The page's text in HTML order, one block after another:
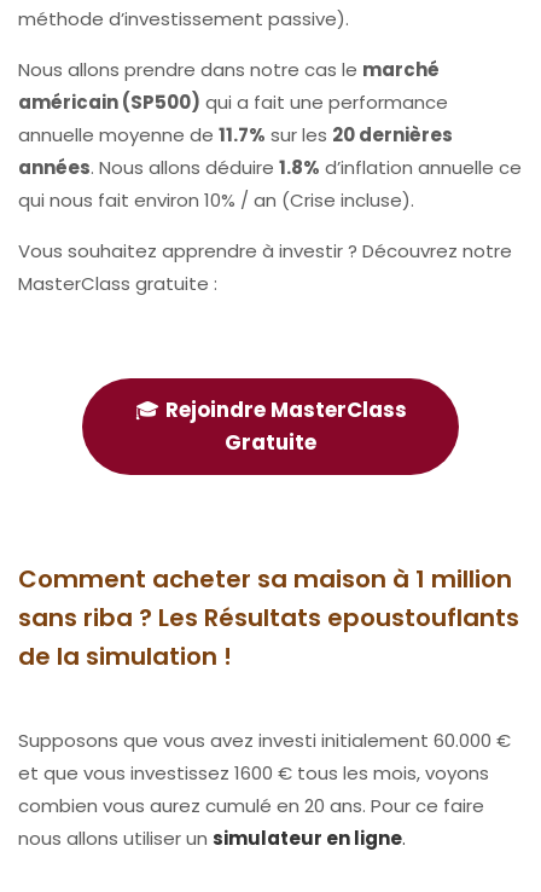
méthode d’investissement passive).
Nous allons prendre dans notre cas le marché
américain (SP500) qui a fait une performance
annuelle moyenne de 11.7% sur les 20 dernières
années. Nous allons déduire 1.8% d’inflation annuelle ce
qui nous fait environ 10% / an (Crise incluse).
Vous souhaitez apprendre à investir ? Découvrez notre
MasterClass gratuite :
🎓 Rejoindre MasterClass
Gratuite
Comment acheter sa maison à 1 million
sans riba ? Les Résultats epoustouflants
de la simulation !
Supposons que vous avez investi initialement 60.000 €
et que vous investissez 1600 € tous les mois, voyons
combien vous aurez cumulé en 20 ans. Pour ce faire
nous allons utiliser un simulateur en ligne.